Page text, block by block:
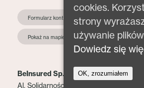
Formularz kontaktowy
Pokaż na mapie
BeInsured Sp. z o.o.
Al. Solidarności 153 lok. 2
cookies.
strony
używanie
Dowiedz się
OK, zrozumiałem